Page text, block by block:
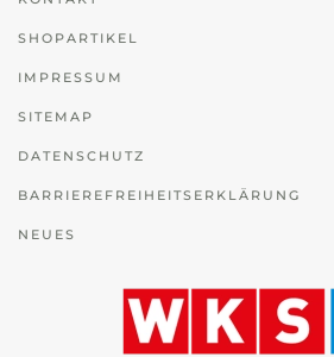
SHOPARTIKEL
IMPRESSUM
SITEMAP
DATENSCHUTZ
BARRIEREFREIHEITSERKLÄRUNG
NEUES